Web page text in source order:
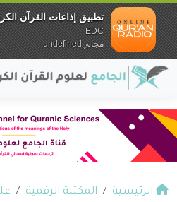
الرئيسية المكتبة الرقمية
تطبيق إذاعات القرآن
EDC
مجانيundefined